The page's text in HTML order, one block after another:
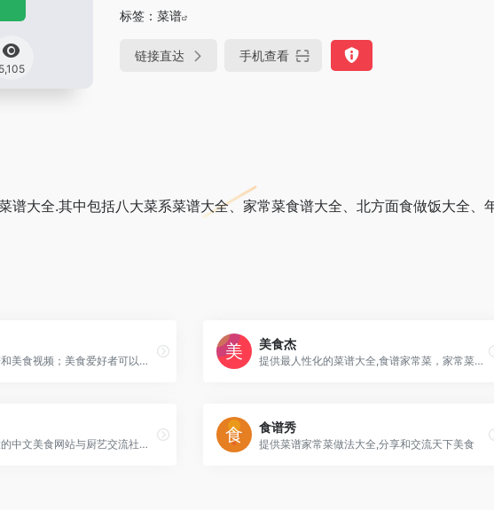
5,105
标签： 菜谱
链接直达 手机查看
谱大全.其中包括八大菜系菜谱大全、家常菜食谱大全、北方面食做饭大全
提供丰富的食谱和美食视频；美食爱好者可以记录和分享他们的美食生活，一起打造极致生活。
美食杰
提供最人性化的菜谱大全,食谱家常菜，家常菜谱大全的美食网,让人们在宣泄的都市中体验在家常做菜,享受美食的乐趣.找家常菜谱,上美食杰菜谱美食网
美食天下是最大的中文美食网站与厨艺交流社区，拥有海量的优质原创美食菜谱，聚集超千万美食家。
食谱秀
提供菜谱家常菜做法大全,分享和交流天下美食